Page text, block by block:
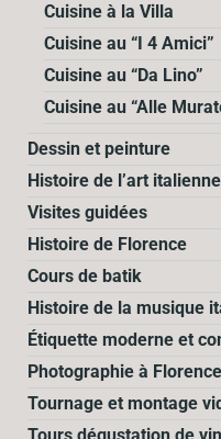
Cuisine à la Villa
Cuisine au “I 4 Amici”
Cuisine au “Da Lino”
Cuisine au “Alle
Dessin et peinture
Histoire de l’art italienne
Visites guidées
Histoire de Florence
Cours de batik
Histoire de la musique
Étiquette moderne et
Photographie à Florence
Tournage et montage